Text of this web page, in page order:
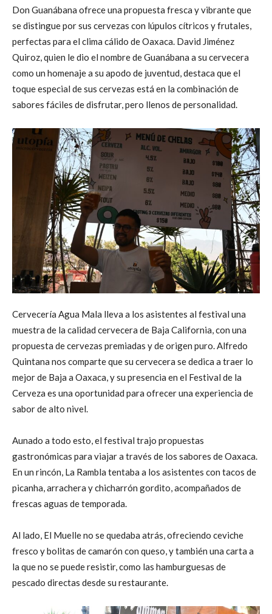
Don Guanábana ofrece una propuesta fresca y vibrante que
se distingue por sus cervezas con lúpulos cítricos y frutales,
perfectas para el clima cálido de Oaxaca. David Jiménez
Quiroz, quien le dio el nombre de Guanábana a su cervecera
como un homenaje a su apodo de juventud, destaca que el
toque especial de sus cervezas está en la combinación de
sabores fáciles de disfrutar, pero llenos de personalidad.
Cervecería Agua Mala lleva a los asistentes al festival una
muestra de la calidad cervecera de Baja California, con una
propuesta de cervezas premiadas y de origen puro. Alfredo
Quintana nos comparte que su cervecera se dedica a traer lo
mejor de Baja a Oaxaca, y su presencia en el Festival de la
Cerveza es una oportunidad para ofrecer una experiencia de
sabor de alto nivel.
Aunado a todo esto, el festival trajo propuestas
gastronómicas para viajar a través de los sabores de Oaxaca.
En un rincón, La Rambla tentaba a los asistentes con tacos de
picanha, arrachera y chicharrón gordito, acompañados de
frescas aguas de temporada.
Al lado, El Muelle no se quedaba atrás, ofreciendo ceviche
fresco y bolitas de camarón con queso, y también una carta a
la que no se puede resistir, como las hamburguesas de
pescado directas desde su restaurante.